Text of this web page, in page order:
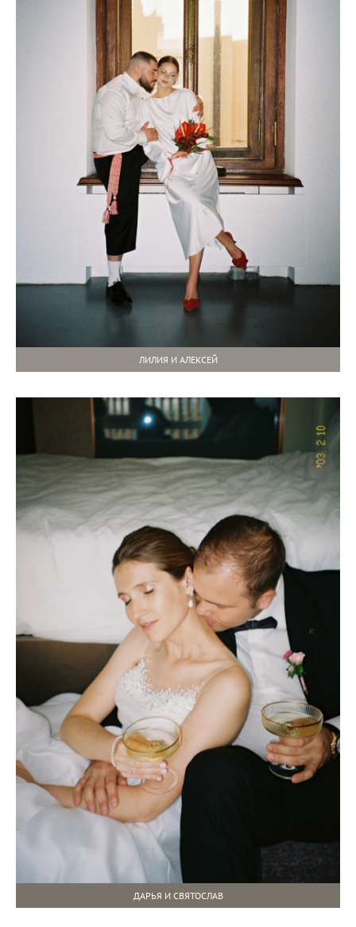
ЛИЛИЯ И АЛЕКСЕЙ
ДАРЬЯ И СВЯТОСЛАВ